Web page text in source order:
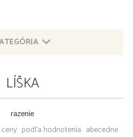
KOV
LÍŠKA
razenie
podľa hodnotenia abecedne